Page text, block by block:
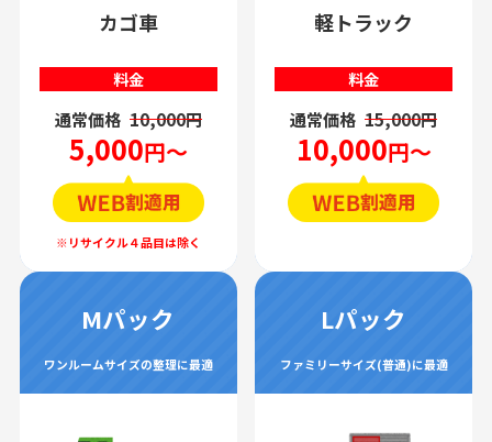
カゴ車
料金
通常価格 10,000円
5,000円～
軽トラック
料金
通常価格 15,000円
10,000円～
Mパック
ワンルームサイズの整理に最適
Lパック
ファミリーサイズ(普通)に最適